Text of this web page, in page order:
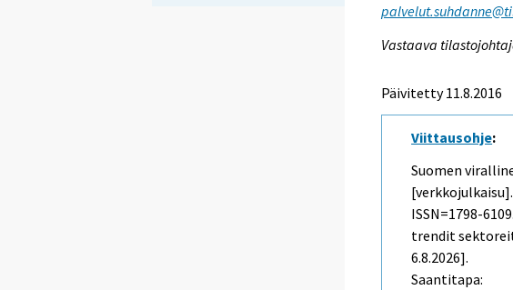
Vastaava
Päivitetty 11.8.2016
Viittausohje:
Suomen
[verkkojulkaisu].
ISSN=1798-6109.
trendit
6.8.2026].
Saantitapa: